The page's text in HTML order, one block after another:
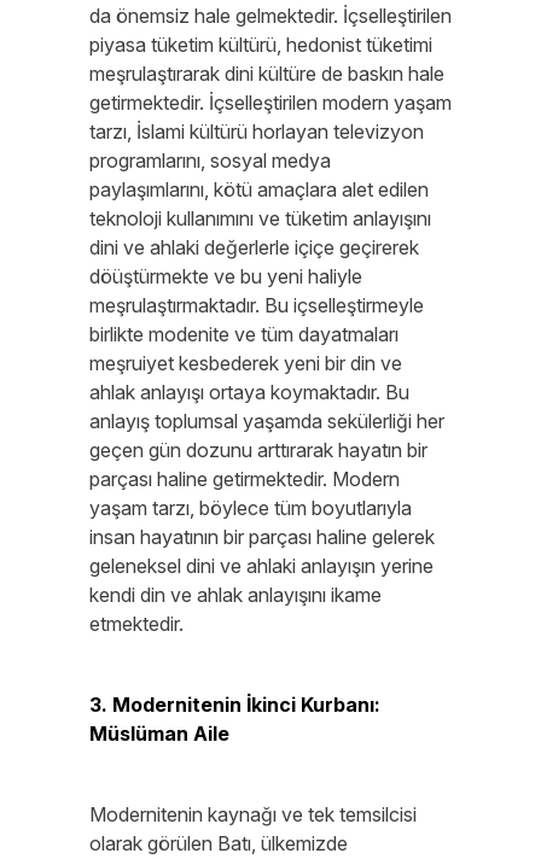
da önemsiz hale gelmektedir. İçselleştirilen
piyasa tüketim kültürü, hedonist tüketimi
meşrulaştırarak dini kültüre de baskın hale
getirmektedir. İçselleştirilen modern yaşam
tarzı, İslami kültürü horlayan televizyon
programlarını, sosyal medya
paylaşımlarını, kötü amaçlara alet edilen
teknoloji kullanımını ve tüketim anlayışını
dini ve ahlaki değerlerle içiçe geçirerek
döüştürmekte ve bu yeni haliyle
meşrulaştırmaktadır. Bu içselleştirmeyle
birlikte modenite ve tüm dayatmaları
meşruiyet kesbederek yeni bir din ve
ahlak anlayışı ortaya koymaktadır. Bu
anlayış toplumsal yaşamda sekülerliği her
geçen gün dozunu arttırarak hayatın bir
parçası haline getirmektedir. Modern
yaşam tarzı, böylece tüm boyutlarıyla
insan hayatının bir parçası haline gelerek
geleneksel dini ve ahlaki anlayışın yerine
kendi din ve ahlak anlayışını ikame
etmektedir.
3. Modernitenin İkinci Kurbanı:
Müslüman Aile
Modernitenin kaynağı ve tek temsilcisi
olarak görülen Batı, ülkemizde